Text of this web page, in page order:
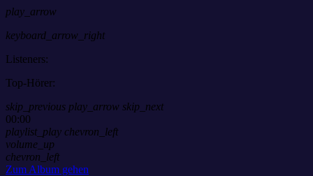
play_arrow
keyboard_arrow_right
Listeners:
Top-Hörer:
skip_previous play_arrow skip_next
00:00
playlist_play chevron_left
volume_up
chevron_left
Zum Album gehen